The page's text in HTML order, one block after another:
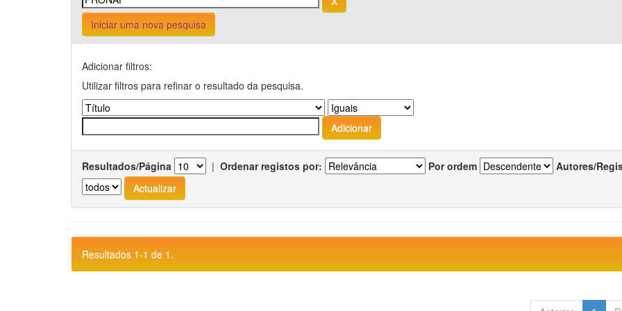
Iniciar uma nova pesquisa
Adicionar filtros:
Utilizar filtros para refinar o resultado da pesquisa.
Resultados/Página | Ordenar registos por: Por ordem Autores/
Resultados 1-1 de 1.